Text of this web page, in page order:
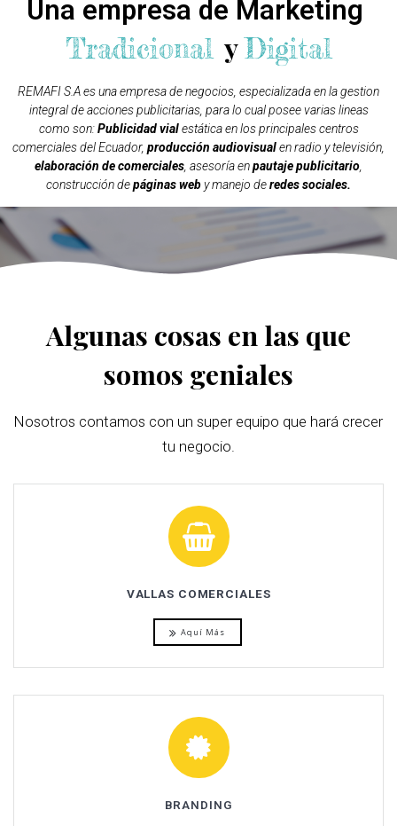
Una empresa de Marketing
Tradicional yDigital
REMAFI S.A es una empresa de negocios, especializada en la gestion
integral de acciones publicitarias, para lo cual posee varias lineas
como son:Publicidad vialestática en los principales centros
comerciales del Ecuador, producción audiovisualen radio y televisión,
elaboración de comerciales , asesoría enpautaje publicitario
construcción depáginas weby manejo deredes sociales.
Algunas cosas en las que
somos geniales
Nosotros contamos con un super equipo que hará crecer
tu negocio.
VALLAS COMERCIALES
Aquí Más
BRANDING